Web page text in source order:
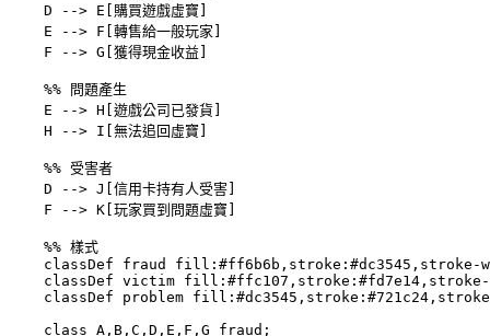
    D --> E[購買遊戲虛寶]
    E --> F[轉售給一般玩家]
    F --> G[獲得現金收益]
    %% 問題產生
    E --> H[遊戲公司已發貨]
    H --> I[無法追回虛寶]
    %% 受害者
    D --> J[信用卡持有人受害]
    F --> K[玩家買到問題虛寶]
    %% 樣式
classDef fraud fill:#ff6b6b,stroke:#dc3545,stroke-
classDef victim
classDef problem
    class A,B,C,D,E,F,G fraud;